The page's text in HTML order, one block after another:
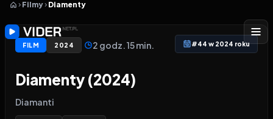
Filmy Diamenty
FILM 2024 2 godz. 15 min. #44 w 2024 roku
Diamenty (2024)
Diamanti